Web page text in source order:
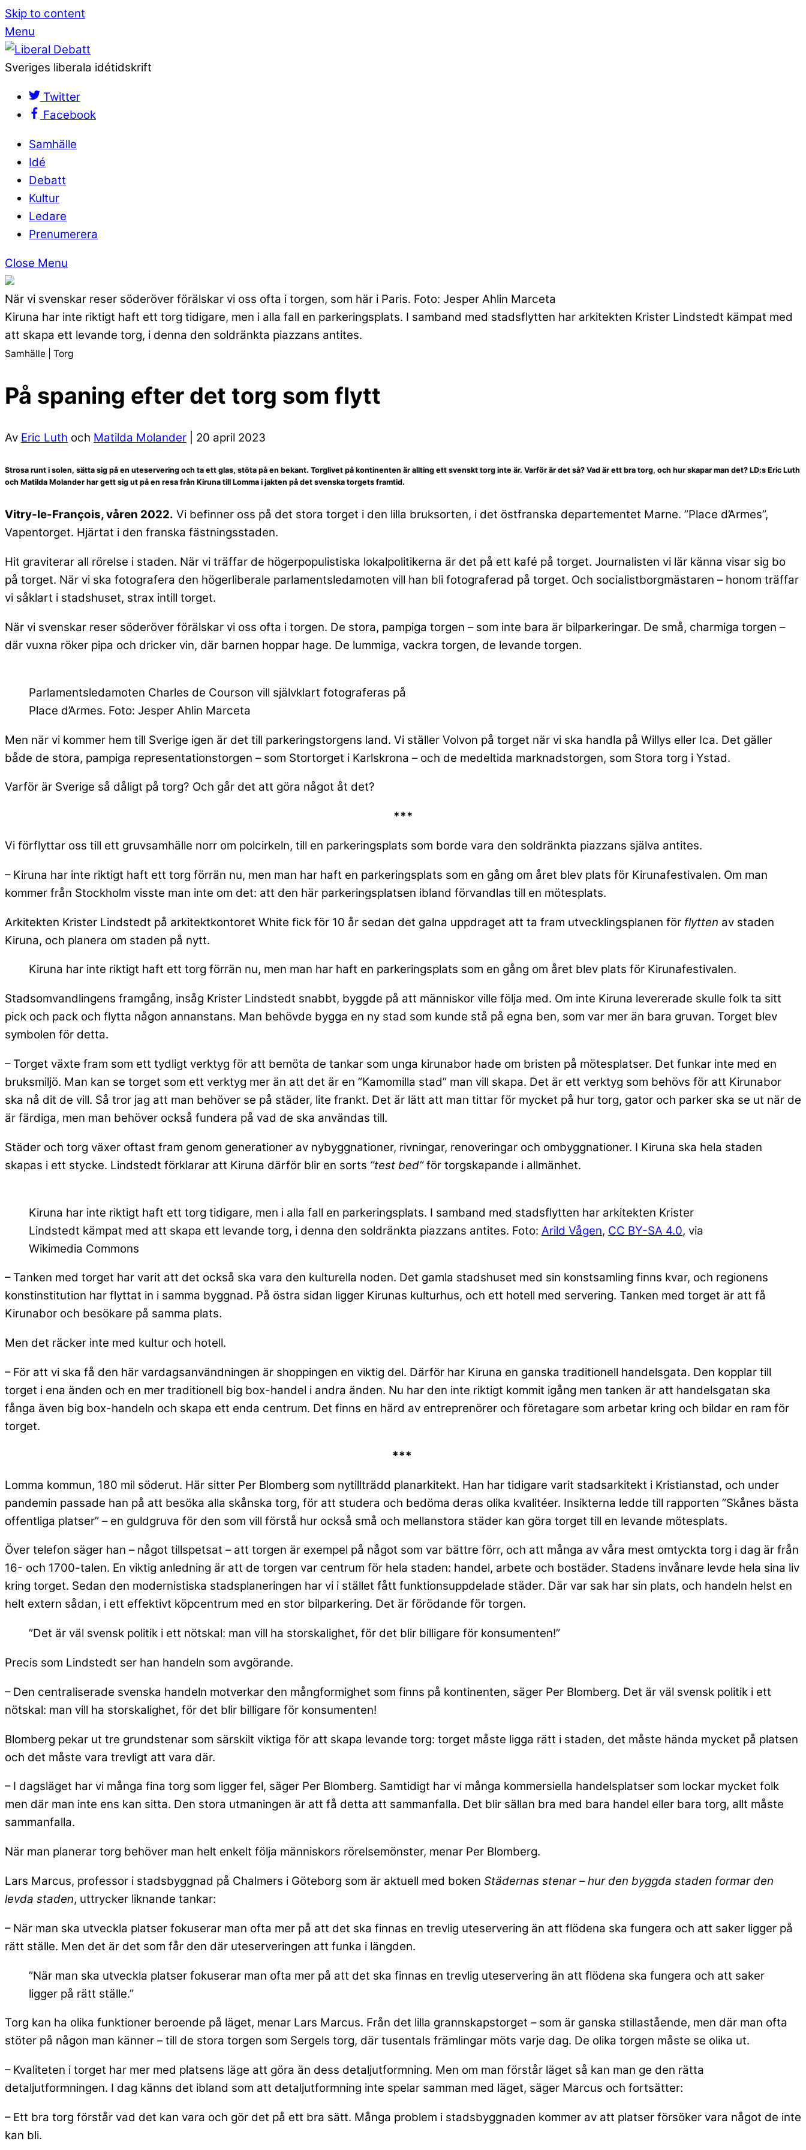
Skip to content
Menu
Sveriges liberala idétidskrift
Twitter
Facebook
Samhälle
Idé
Debatt
Kultur
Ledare
Prenumerera
Close Menu
När vi svenskar reser söderöver förälskar vi oss ofta i torgen, som här i Paris. Foto: Jesper Ahlin Marceta
Kiruna har inte riktigt haft ett torg tidigare, men i alla fall en parkeringsplats. I samband med stadsflytten har arkitekten Krister Lindstedt kämpat med
att skapa ett levande torg, i denna den soldränkta piazzans antites.
Samhälle | Torg
På spaning efter det torg som flytt
Av Eric Luth och Matilda Molander | 20 april 2023
Strosa runt i solen, sätta sig på en uteservering och ta ett glas, stöta på en bekant. Torglivet på kontinenten är allting ett svenskt torg inte är. Varför är det så? Vad är ett bra torg, och hur skapar man det? LD:s Eric Luth
och Matilda Molander har gett sig ut på en resa från Kiruna till Lomma i jakten på det svenska torgets framtid.
Vitry-le-François, våren 2022. Vi befinner oss på det stora torget i den lilla bruksorten, i det östfranska departementet Marne. ”Place d’Armes”,
Vapentorget. Hjärtat i den franska fästningsstaden.
Hit graviterar all rörelse i staden. När vi träffar de högerpopulistiska lokalpolitikerna är det på ett kafé på torget. Journalisten vi lär känna visar sig bo
på torget. När vi ska fotografera den högerliberale parlamentsledamoten vill han bli fotograferad på torget. Och socialistborgmästaren – honom träffar
vi såklart i stadshuset, strax intill torget.
När vi svenskar reser söderöver förälskar vi oss ofta i torgen. De stora, pampiga torgen – som inte bara är bilparkeringar. De små, charmiga torgen –
där vuxna röker pipa och dricker vin, där barnen hoppar hage. De lummiga, vackra torgen, de levande torgen.
Parlamentsledamoten Charles de Courson vill självklart fotograferas på
Place d’Armes. Foto: Jesper Ahlin Marceta
Men när vi kommer hem till Sverige igen är det till parkeringstorgens land. Vi ställer Volvon på torget när vi ska handla på Willys eller Ica. Det gäller
både de stora, pampiga representationstorgen – som Stortorget i Karlskrona – och de medeltida marknadstorgen, som Stora torg i Ystad.
Varför är Sverige så dåligt på torg? Och går det att göra något åt det?
***
Vi förflyttar oss till ett gruvsamhälle norr om polcirkeln, till en parkeringsplats som borde vara den soldränkta piazzans själva antites.
– Kiruna har inte riktigt haft ett torg förrän nu, men man har haft en parkeringsplats som en gång om året blev plats för Kirunafestivalen. Om man
kommer från Stockholm visste man inte om det: att den här parkeringsplatsen ibland förvandlas till en mötesplats.
Arkitekten Krister Lindstedt på arkitektkontoret White fick för 10 år sedan det galna uppdraget att ta fram utvecklingsplanen för flytten av staden
Kiruna, och planera om staden på nytt.
Kiruna har inte riktigt haft ett torg förrän nu, men man har haft en parkeringsplats som en gång om året blev plats för Kirunafestivalen.
Stadsomvandlingens framgång, insåg Krister Lindstedt snabbt, byggde på att människor ville följa med. Om inte Kiruna levererade skulle folk ta sitt
pick och pack och flytta någon annanstans. Man behövde bygga en ny stad som kunde stå på egna ben, som var mer än bara gruvan. Torget blev
symbolen för detta.
– Torget växte fram som ett tydligt verktyg för att bemöta de tankar som unga kirunabor hade om bristen på mötesplatser. Det funkar inte med en
bruksmiljö. Man kan se torget som ett verktyg mer än att det är en ”Kamomilla stad” man vill skapa. Det är ett verktyg som behövs för att Kirunabor
ska nå dit de vill. Så tror jag att man behöver se på städer, lite frankt. Det är lätt att man tittar för mycket på hur torg, gator och parker ska se ut när de
är färdiga, men man behöver också fundera på vad de ska användas till.
Städer och torg växer oftast fram genom generationer av nybyggnationer, rivningar, renoveringar och ombyggnationer. I Kiruna ska hela staden
skapas i ett stycke. Lindstedt förklarar att Kiruna därför blir en sorts ”test bed”för torgskapande i allmänhet.
Kiruna har inte riktigt haft ett torg tidigare, men i alla fall en parkeringsplats. I samband med stadsflytten har arkitekten Krister
Lindstedt kämpat med att skapa ett levande torg, i denna den soldränkta piazzans antites. Foto: Arild Vågen, CC BY-SA 4.0, via
Wikimedia Commons
– Tanken med torget har varit att det också ska vara den kulturella noden. Det gamla stadshuset med sin konstsamling finns kvar, och regionens
konstinstitution har flyttat in i samma byggnad. På östra sidan ligger Kirunas kulturhus, och ett hotell med servering. Tanken med torget är att få
Kirunabor och besökare på samma plats.
Men det räcker inte med kultur och hotell.
– För att vi ska få den här vardagsanvändningen är shoppingen en viktig del. Därför har Kiruna en ganska traditionell handelsgata. Den kopplar till
torget i ena änden och en mer traditionell big box-handel i andra änden. Nu har den inte riktigt kommit igång men tanken är att handelsgatan ska
fånga även big box-handeln och skapa ett enda centrum. Det finns en härd av entreprenörer och företagare som arbetar kring och bildar en ram för
torget.
***
Lomma kommun, 180 mil söderut. Här sitter Per Blomberg som nytillträdd planarkitekt. Han har tidigare varit stadsarkitekt i Kristianstad, och under
pandemin passade han på att besöka alla skånska torg, för att studera och bedöma deras olika kvalitéer. Insikterna ledde till rapporten ”Skånes bästa
offentliga platser” – en guldgruva för den som vill förstå hur också små och mellanstora städer kan göra torget till en levande mötesplats.
Över telefon säger han – något tillspetsat – att torgen är exempel på något som var bättre förr, och att många av våra mest omtyckta torg i dag är från
16- och 1700-talen. En viktig anledning är att de torgen var centrum för hela staden: handel, arbete och bostäder. Stadens invånare levde hela sina liv
kring torget. Sedan den modernistiska stadsplaneringen har vi i stället fått funktionsuppdelade städer. Där var sak har sin plats, och handeln helst en
helt extern sådan, i ett effektivt köpcentrum med en stor bilparkering. Det är förödande för torgen.
”Det är väl svensk politik i ett nötskal: man vill ha storskalighet, för det blir billigare för konsumenten!”
Precis som Lindstedt ser han handeln som avgörande.
– Den centraliserade svenska handeln motverkar den mångformighet som finns på kontinenten, säger Per Blomberg. Det är väl svensk politik i ett
nötskal: man vill ha storskalighet, för det blir billigare för konsumenten!
Blomberg pekar ut tre grundstenar som särskilt viktiga för att skapa levande torg: torget måste ligga rätt i staden, det måste hända mycket på platsen
och det måste vara trevligt att vara där.
– I dagsläget har vi många fina torg som ligger fel, säger Per Blomberg. Samtidigt har vi många kommersiella handelsplatser som lockar mycket folk
men där man inte ens kan sitta. Den stora utmaningen är att få detta att sammanfalla. Det blir sällan bra med bara handel eller bara torg, allt måste
sammanfalla.
När man planerar torg behöver man helt enkelt följa människors rörelsemönster, menar Per Blomberg.
Lars Marcus, professor i stadsbyggnad på Chalmers i Göteborg som är aktuell med boken Städernas stenar – hur den byggda staden formar den
levda staden, uttrycker liknande tankar:
– När man ska utveckla platser fokuserar man ofta mer på att det ska finnas en trevlig uteservering än att flödena ska fungera och att saker ligger på
rätt ställe. Men det är det som får den där uteserveringen att funka i längden.
”När man ska utveckla platser fokuserar man ofta mer på att det ska finnas en trevlig uteservering än att flödena ska fungera och att saker
ligger på rätt ställe.”
Torg kan ha olika funktioner beroende på läget, menar Lars Marcus. Från det lilla grannskapstorget – som är ganska stillastående, men där man ofta
stöter på någon man känner – till de stora torgen som Sergels torg, där tusentals främlingar möts varje dag. De olika torgen måste se olika ut.
– Kvaliteten i torget har mer med platsens läge att göra än dess detaljutformning. Men om man förstår läget så kan man ge den rätta
detaljutformningen. I dag känns det ibland som att detaljutformning inte spelar samman med läget, säger Marcus och fortsätter:
– Ett bra torg förstår vad det kan vara och gör det på ett bra sätt. Många problem i stadsbyggnaden kommer av att platser försöker vara något de inte
kan bli.